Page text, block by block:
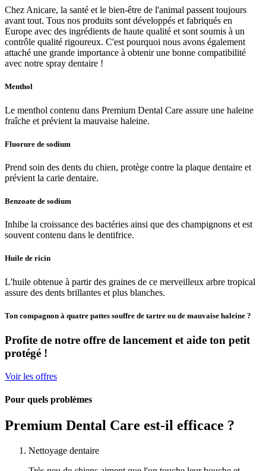
Chez Anicare, la santé et le bien-être de l'animal passent toujours
avant tout. Tous nos produits sont développés et fabriqués en
Europe avec des ingrédients de haute qualité et sont soumis à un
contrôle qualité rigoureux. C'est pourquoi nous avons également
attaché une grande importance à obtenir une bonne compatibilité
avec notre spray dentaire !
Menthol
Le menthol contenu dans Premium Dental Care assure une haleine
fraîche et prévient la mauvaise haleine.
Fluorure de sodium
Prend soin des dents du chien, protège contre la plaque dentaire et
prévient la carie dentaire.
Benzoate de sodium
Inhibe la croissance des bactéries ainsi que des champignons et est
souvent contenu dans le dentifrice.
Huile de ricin
L'huile obtenue à partir des graines de ce merveilleux arbre tropical
assure des dents brillantes et plus blanches.
Ton compagnon à quatre pattes souffre de tartre ou de mauvaise haleine ?
Profite de notre offre de lancement et aide ton petit
protégé !
Voir les offres
Pour quels problèmes
Premium Dental Care est-il efficace ?
Nettoyage dentaire